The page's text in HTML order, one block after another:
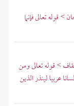
قوله تعالى فإنما
> قوله تعالى ومن
عربيا لينذر الذين